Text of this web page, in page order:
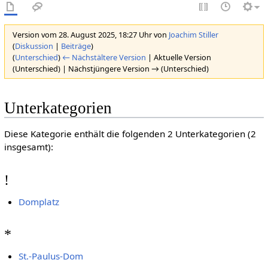
Version vom 28. August 2025, 18:27 Uhr von Joachim Stiller
(Diskussion | Beiträge)
(Unterschied) ← Nächstältere Version | Aktuelle Version
(Unterschied) | Nächstjüngere Version → (Unterschied)
Unterkategorien
Diese Kategorie enthält die folgenden 2 Unterkategorien (2
insgesamt):
!
Domplatz
*
St.-Paulus-Dom